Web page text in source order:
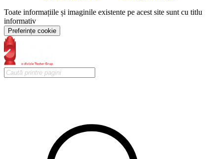
Toate informațiile și imaginile existente pe acest site sunt cu titlu
informativ
Preferințe cookie